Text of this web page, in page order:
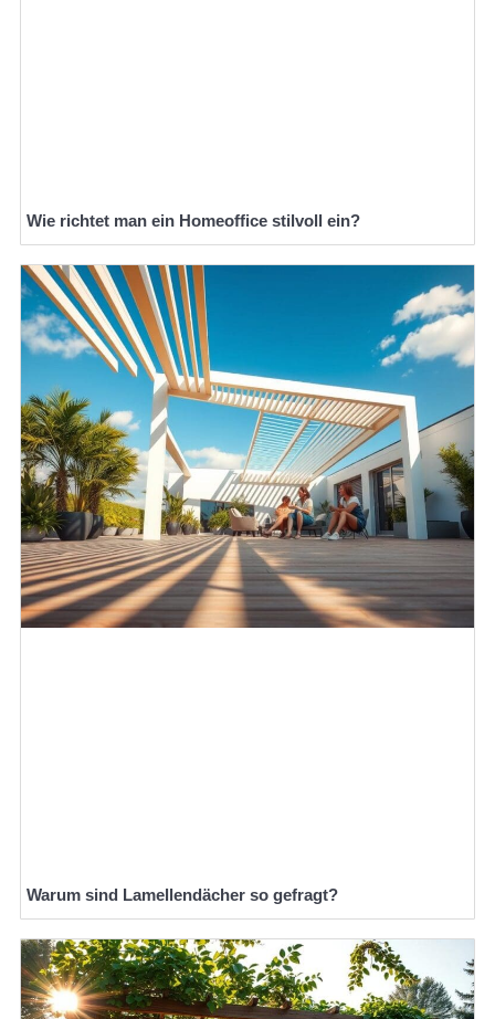
Wie richtet man ein Homeoffice stilvoll ein?
Warum sind Lamellendächer so gefragt?